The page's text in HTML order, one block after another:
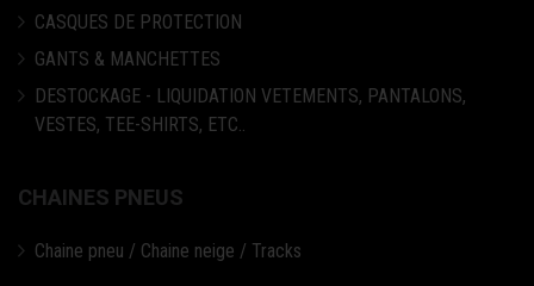
CASQUES DE PROTECTION
GANTS & MANCHETTES
DESTOCKAGE - LIQUIDATION VETEMENTS, PANTALONS,
VESTES, TEE-SHIRTS, ETC..
CHAINES PNEUS
Chaine pneu / Chaine neige / Tracks